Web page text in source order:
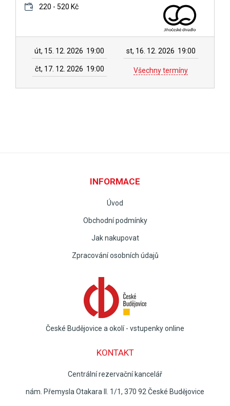
220 - 520 Kč
út, 15. 12. 2026 19:00 st, 16. 12. 2026 19:00
čt, 17. 12. 2026 19:00 Všechny termíny
INFORMACE
Úvod
Obchodní podmínky
Jak nakupovat
Zpracování osobních údajů
České Budějovice a okolí - vstupenky online
KONTAKT
Centrální rezervační kancelář
nám. Přemysla Otakara II. 1/1, 370 92 České Budějovice